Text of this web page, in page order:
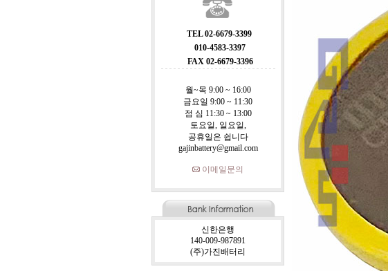
TEL 02-6679-3399
010-4583-3397
FAX 02-6679-3396
월~목 9:00 ~ 16:00
금요일 9:00 ~ 11:30
점 심 11:30 ~ 13:00
토요일, 일요일,
공휴일은 쉽니다
gajinbattery@gmail.com
이메일문의
신한은행
140-009-987891
(주)가진배터리